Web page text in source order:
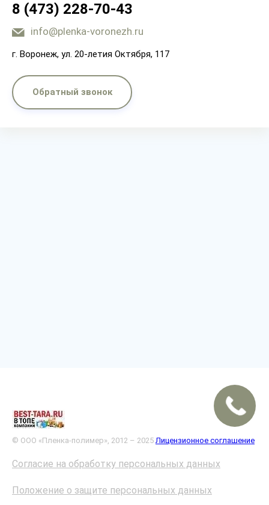
8 (473) 228-70-43
info@plenka-voronezh.ru
г. Воронеж, ул. 20-летия Октября, 117
Обратный звонок
© ООО «Пленка-полимер», 2012 – 2025 Лицензионное соглашение
Согласие на обработку персональных данных
Положение о защите персональных данных